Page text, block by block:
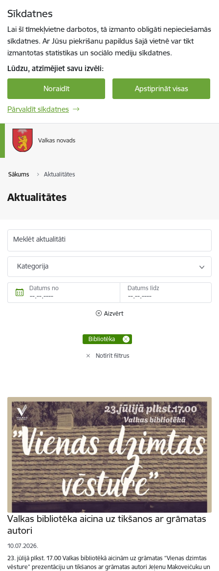
Sīkdatnes
Lai šī tīmekļvietne darbotos, tā izmanto obligāti nepieciešamās
sīkdatnes. Ar Jūsu piekrišanu papildus šajā vietnē var tikt
izmantotas statistikas un sociālo mediju sīkdatnes.
Lūdzu, atzīmējiet savu izvēli:
Noraidīt Apstiprināt visas
Pārvaldīt sīkdatnes
Sākums Aktualitātes
Aktualitātes
Meklēt aktualitāti
Kategorija
Datums no Datums līdz
Aizvērt
Bibliotēka
Notīrīt filtrus
Valkas bibliotēka aicina uz tikšanos ar grāmatas
autori
10.07.2026.
23. jūlijā plkst. 17.00 Valkas bibliotēkā aicinām uz grāmatas “Vienas dzimtas
vēsture” prezentāciju un tikšanos ar grāmatas autori Jeļenu Makoveičuku un